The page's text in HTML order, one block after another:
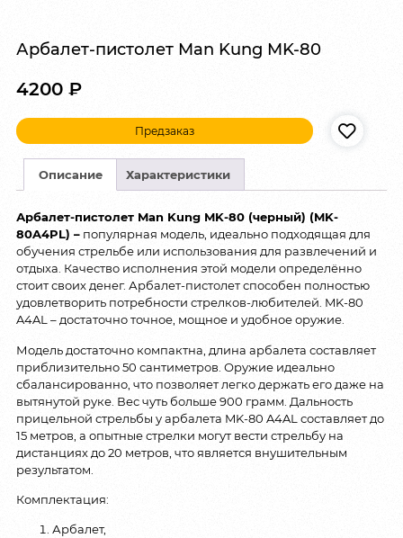
Арбалет-пистолет Man Kung MK-80
4200 ₽
Предзаказ
Описание Характеристики
Арбалет-пистолет Man Kung MK-80 (черный) (MK-
80A4PL) – популярная модель, идеально подходящая для
обучения стрельбе или использования для развлечений и
отдыха. Качество исполнения этой модели определённо
стоит своих денег. Арбалет-пистолет способен полностью
удовлетворить потребности стрелков-любителей. MK-80
A4AL – достаточно точное, мощное и удобное оружие.
Модель достаточно компактна, длина арбалета составляет
приблизительно 50 сантиметров. Оружие идеально
сбалансированно, что позволяет легко держать его даже на
вытянутой руке. Вес чуть больше 900 грамм. Дальность
прицельной стрельбы у арбалета MK-80 A4AL составляет до
15 метров, а опытные стрелки могут вести стрельбу на
дистанциях до 20 метров, что является внушительным
результатом.
Комплектация:
Арбалет,